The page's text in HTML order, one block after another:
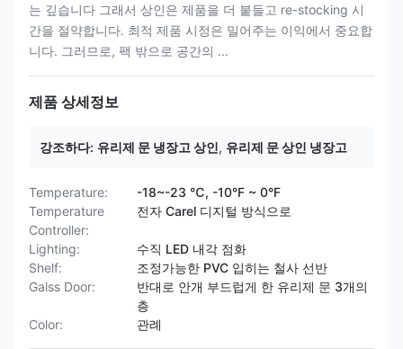
는 깊습니다 그래서 상인은 제품을 더 붙들고 re-stocking 시
간을 절약합니다. 최적 제품 시정은 밀어주는 이익에서 중요합
니다. 그러므로, 팩 밖으로 공간의 ...
제품 상세정보
강조하다: 유리제 문 냉장고 상인, 유리제 문 상인 냉장고
Temperature:
-18~-23 ℃, -10°F ~ 0°F
Temperature
Controller:
전자 Carel 디지털 방식으로
Lighting:
수직 LED 내각 점화
Shelf:
조정가능한 PVC 입히는 철사 선반
Galss Door:
반대로 안개 부드럽게 한 유리제 문 3개의
층
Color:
관례